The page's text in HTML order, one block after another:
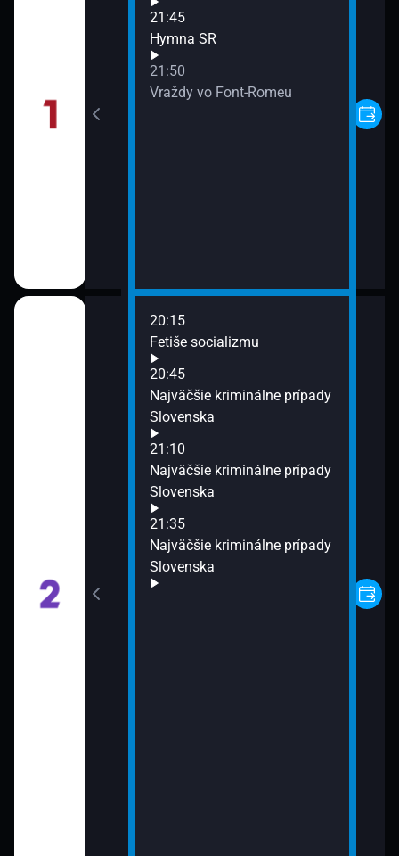
21:45
Hymna SR
21:50
Vraždy vo Font-Romeu
20:15
Fetiše socializmu
20:45
Najväčšie kriminálne prípady
Slovenska
21:10
Najväčšie kriminálne prípady
Slovenska
21:35
Najväčšie kriminálne prípady
Slovenska